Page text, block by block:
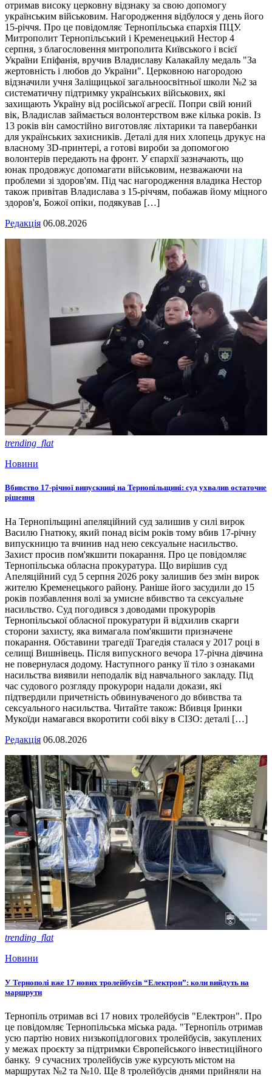
отримав високу церковну відзнаку за свою допомогу
українським військовим. Нагородження відбулося у день його
15-річчя. Про це повідомляє Тернопільська єпархія ПЦУ.
Митрополит Тернопільський і Кременецький Нестор 4
серпня, з благословення митрополита Київського і всієї
України Епіфанія, вручив Владиславу Калакайлу медаль "За
жертовність і любов до України". Церковною нагородою
відзначили учня Заліщицької загальноосвітньої школи №2 за
систематичну підтримку українських військових, які
захищають Україну від російської агресії. Попри свій юний
вік, Владислав займається волонтерством вже кілька років. Із
13 років він самостійно виготовляє ліхтарики та павербанки
для українських захисників. Деталі для них хлопець друкує на
власному 3D-принтері, а готові вироби за допомогою
волонтерів передають на фронт. У єпархії зазначають, що
юнак продовжує допомагати військовим, незважаючи на
проблеми зі здоров'ям. Під час нагородження владика Нестор
також привітав Владислава з 15-річчям, побажав йому міцного
здоров'я, Божої опіки, подякував […]
Редакція 06.08.2026
trending_flat
Новини
Вбивство 17-річної випускниці на Тернопільщині: суд ухвалив остаточне
рішення
На Тернопільщині апеляційний суд залишив у силі вирок
Василю Гнатюку, який понад вісім років тому вбив 17-річну
випускницю та вчинив над нею сексуальне насильство.
Захист просив пом'якшити покарання. Про це повідомляє
Тернопільська обласна прокуратура. Що вирішив суд
Апеляційний суд 5 серпня 2026 року залишив без змін вирок
жителю Кременецького району. Раніше його засудили до 15
років позбавлення волі за умисне вбивство та сексуальне
насильство. Суд погодився з доводами прокурорів
Тернопільської обласної прокуратури й відхилив скарги
сторони захисту, яка вимагала пом'якшити призначене
покарання. Обставини трагедії Трагедія сталася у 2017 році в
селищі Вишнівець. Після випускного вечора 17-річна дівчина
не повернулася додому. Наступного ранку її тіло з ознаками
насильства виявили неподалік від навчального закладу. Під
час судового розгляду прокурори надали докази, які
підтвердили причетність обвинуваченого до вбивства та
сексуального насильства. Читайте також: Вбивця Іринки
Мукоїди намагався вкоротити собі віку в СІЗО: деталі […]
Редакція 06.08.2026
trending_flat
Новини
У Тернополі вже 17 нових тролейбусів “Електрон”: коли вийдуть на
маршрути
Тернопіль отримав всі 17 нових тролейбусів "Електрон". Про
це повідомляє Тернопільська міська рада. "Тернопіль отримав
усю партію нових низькопідлогових тролейбусів, закуплених
у межах проєкту за підтримки Європейського інвестиційного
банку. 9 сучасних тролейбусів уже курсують містом на
маршрутах №2 та №10. Ще 8 тролейбусів днями прийняли на